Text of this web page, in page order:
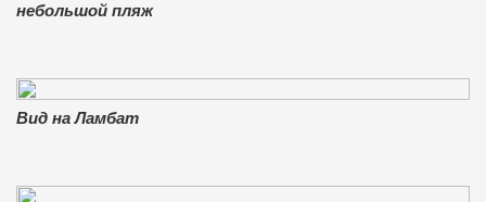
небольшой пляж
Вид на Ламбат